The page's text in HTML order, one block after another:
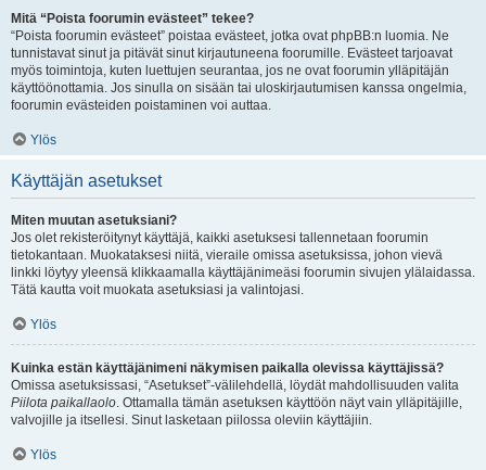
Mitä “Poista foorumin evästeet” tekee?
“Poista foorumin evästeet” poistaa evästeet, jotka ovat phpBB:n luomia. Ne
tunnistavat sinut ja pitävät sinut kirjautuneena foorumille. Evästeet tarjoavat
myös toimintoja, kuten luettujen seurantaa, jos ne ovat foorumin ylläpitäjän
käyttöönottamia. Jos sinulla on sisään tai uloskirjautumisen kanssa ongelmia,
foorumin evästeiden poistaminen voi auttaa.
Ylös
Käyttäjän asetukset
Miten muutan asetuksiani?
Jos olet rekisteröitynyt käyttäjä, kaikki asetuksesi tallennetaan foorumin
tietokantaan. Muokataksesi niitä, vieraile omissa asetuksissa, johon vievä
linkki löytyy yleensä klikkaamalla käyttäjänimeäsi foorumin sivujen ylälaidassa.
Tätä kautta voit muokata asetuksiasi ja valintojasi.
Ylös
Kuinka estän käyttäjänimeni näkymisen paikalla olevissa käyttäjissä?
Omissa asetuksissasi, “Asetukset”-välilehdellä, löydät mahdollisuuden valita
Piilota paikallaolo. Ottamalla tämän asetuksen käyttöön näyt vain ylläpitäjille,
valvojille ja itsellesi. Sinut lasketaan piilossa oleviin käyttäjiin.
Ylös